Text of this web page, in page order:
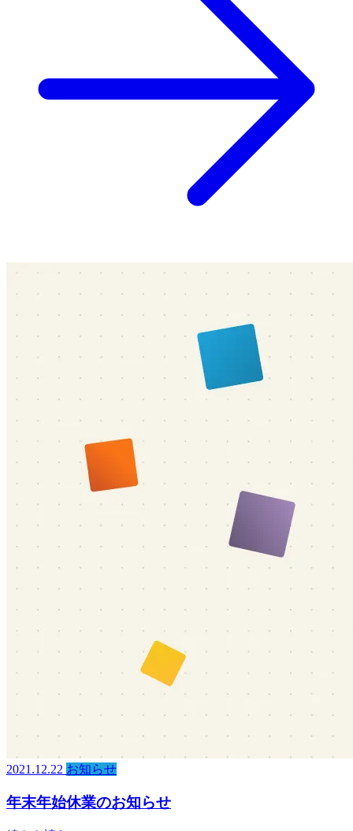
2021.12.22 お知らせ
年末年始休業のお知らせ